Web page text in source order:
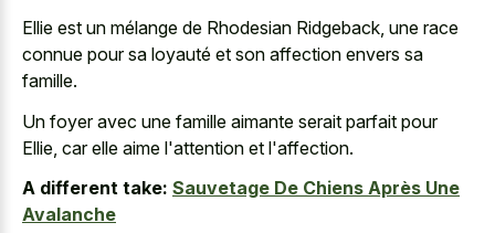
Ellie est un mélange de Rhodesian Ridgeback, une race
connue pour sa loyauté et son affection envers sa
famille.
Un foyer avec une famille aimante serait parfait pour
Ellie, car elle aime l'attention et l'affection.
A different take: Sauvetage De Chiens Après Une
Avalanche